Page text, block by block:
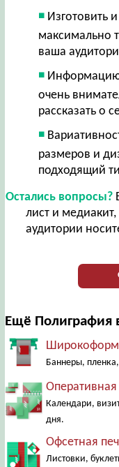
Изготовить
максимально
ваша
Информацию
очень
рассказать о
размеров и
подходящий
Остались вопросы?
лист и
аудитории
Ещё Полиграфия
Баннеры,
Календари,
дня.
Офсетная
Листовки,